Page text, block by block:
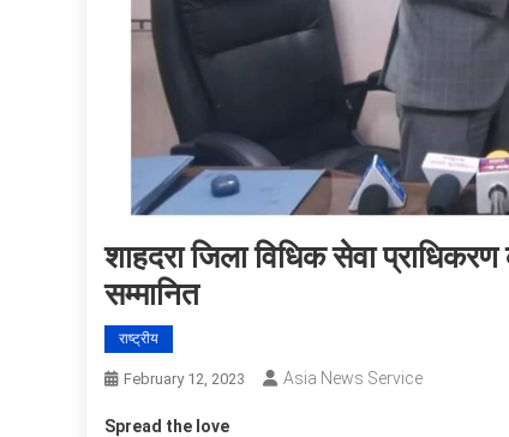
शाहदरा जिला विधिक सेवा
सम्मानित
राष्ट्रीय
February 12, 2023 Asia News Service
Spread the love